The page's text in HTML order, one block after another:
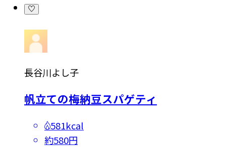
長谷川よし子
帆立ての梅納豆スパゲティ
581kcal
約580円